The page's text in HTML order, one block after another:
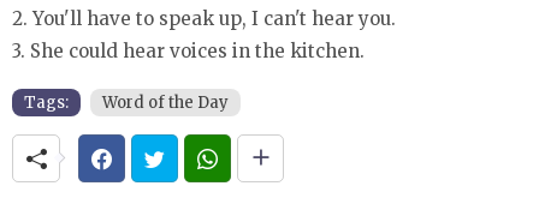
2. You'll have to speak up, I can't hear you.
3. She could hear voices in the kitchen.
Tags: Word of the Day